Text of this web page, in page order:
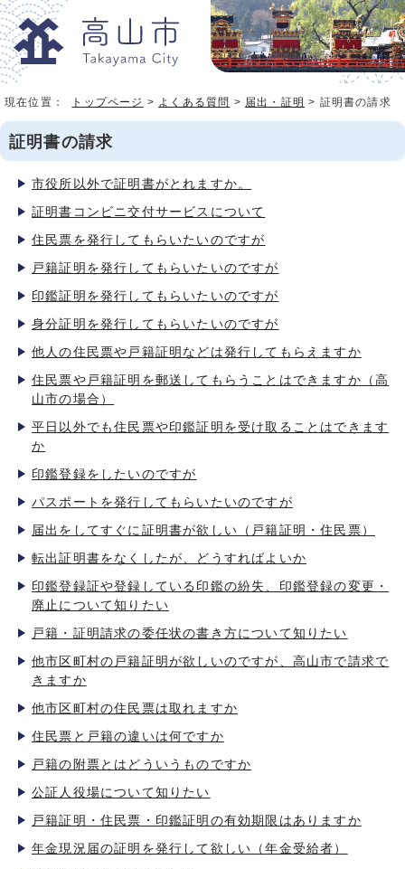
現在位置： トップページ > よくある質問 > 届出・証明 > 証明書の請求
証明書の請求
市役所以外で証明書がとれますか。
証明書コンビニ交付サービスについて
住民票を発行してもらいたいのですが
戸籍証明を発行してもらいたいのですが
印鑑証明を発行してもらいたいのですが
身分証明を発行してもらいたいのですが
他人の住民票や戸籍証明などは発行してもらえますか
住民票や戸籍証明を郵送してもらうことはできますか（高
山市の場合）
平日以外でも住民票や印鑑証明を受け取ることはできます
か
印鑑登録をしたいのですが
パスポートを発行してもらいたいのですが
届出をしてすぐに証明書が欲しい（戸籍証明・住民票）
転出証明書をなくしたが、どうすればよいか
印鑑登録証や登録している印鑑の紛失、印鑑登録の変更・
廃止について知りたい
戸籍・証明請求の委任状の書き方について知りたい
他市区町村の戸籍証明が欲しいのですが、高山市で請求で
きますか
他市区町村の住民票は取れますか
住民票と戸籍の違いは何ですか
戸籍の附票とはどういうものですか
公証人役場について知りたい
戸籍証明・住民票・印鑑証明の有効期限はありますか
年金現況届の証明を発行して欲しい（年金受給者）